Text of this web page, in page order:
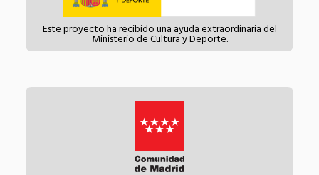
Este proyecto ha recibido una ayuda extraordinaria del
Ministerio de Cultura y Deporte.